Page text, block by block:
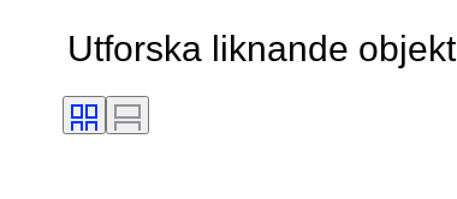
Utforska liknande objekt